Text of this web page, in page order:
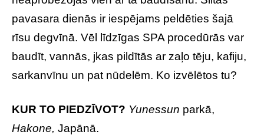
pavasara dienās ir iespējams peldēties šajā
rīsu degvīnā. Vēl līdzīgas SPA procedūrās var
baudīt, vannās, jkas pildītās ar zaļo tēju, kafiju,
sarkanvīnu un pat nūdelēm. Ko izvēlētos tu?
KUR TO PIEDZĪVOT? Yunessun parkā,
Hakone, Japānā.